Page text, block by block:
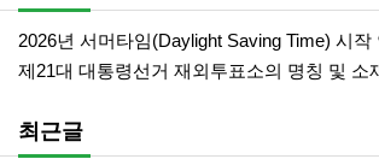
2026년 서머타임(Daylight Saving Time) 시작
최근글